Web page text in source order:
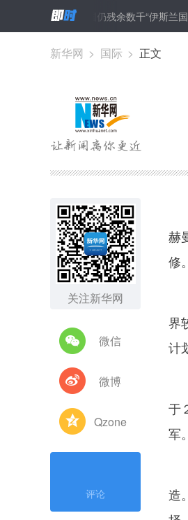
称伊叙两国仍残余数千“伊斯兰国”武装分
新华网 > 国际 > 正文
关注新华网
微信
微博
Qzone
评论
赫
修。
界
计
于
军。
“
造